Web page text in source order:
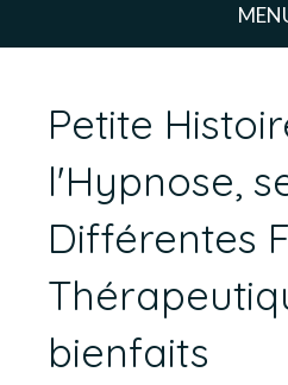
Petite
l'Hypnose,
Différentes
bienfaits